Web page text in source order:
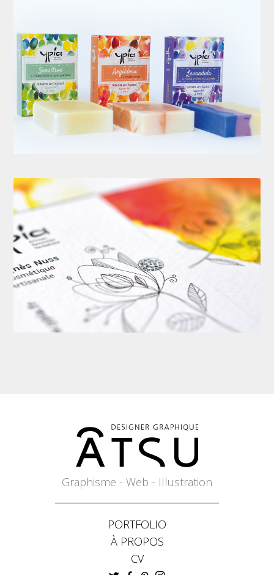
Graphisme - Web - Illustration
PORTFOLIO
À PROPOS
CV